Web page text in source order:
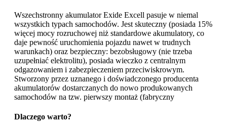
Wszechstronny akumulator Exide Excell pasuje w niemal
wszystkich typach samochodów. Jest skuteczny (posiada 15%
więcej mocy rozruchowej niż standardowe akumulatory, co
daje pewność uruchomienia pojazdu nawet w trudnych
warunkach) oraz bezpieczny: bezobsługowy (nie trzeba
uzupełniać elektrolitu), posiada wieczko z centralnym
odgazowaniem i zabezpieczeniem przeciwiskrowym.
Stworzony przez uznanego i doświadczonego producenta
akumulatorów dostarczanych do nowo produkowanych
samochodów na tzw. pierwszy montaż (fabryczny
Dlaczego warto?